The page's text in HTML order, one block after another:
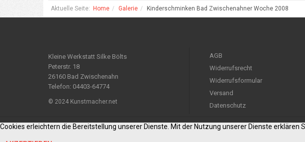
Aktuelle Seite: Home Galerie Kinderschminken Bad Zwischenahner Woche 2008
Kleine Werkstatt Silke Bölts
Peterstr. 18
26160 Bad Zwischenahn
Telefon: 04403-64774
© 2024 Kunstmacher.net
AGB
Widerrufsrecht
Widerrufsformular
Versand
Datenschutz
Cookies erleichtern die Bereitstellung unserer Dienste. Mit der Nutzung unserer Dienste erklären